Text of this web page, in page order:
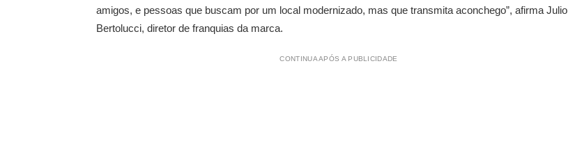
amigos, e pessoas que buscam por um local modernizado, mas que transmita aconchego”, afirma Julio
Bertolucci, diretor de franquias da marca.
CONTINUA APÓS A PUBLICIDADE